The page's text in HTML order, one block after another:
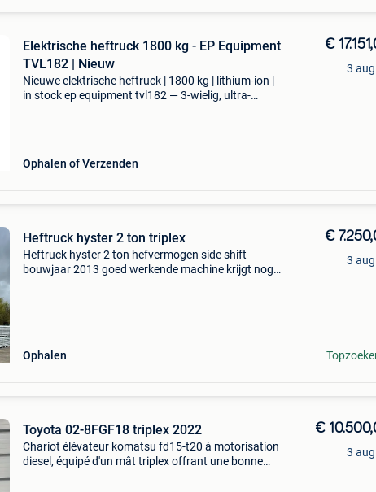
Elektrische heftruck 1800 kg - EP Equipment
TVL182 | Nieuw
Nieuwe elektrische heftruck | 1800 kg | lithium-ion |
in stock ep equipment tvl182 — 3-wielig, ultra-
Ophalen of Verzenden
€
3
Heftruck hyster 2 ton triplex
Heftruck hyster 2 ton hefvermogen side shift
bouwjaar 2013 goed werkende machine krijgt nog
Ophalen
€
3
Toyota 02-8FGF18 triplex 2022
Chariot élévateur komatsu fd15-t20 à motorisation
diesel, équipé d'un mât triplex offrant une bonne
€
3